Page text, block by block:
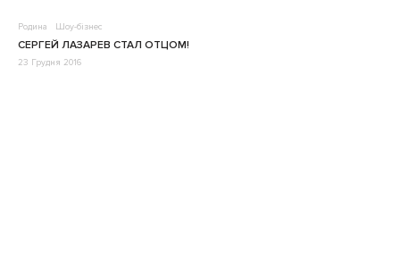
Родина Шоу-бізнес
СЕРГЕЙ ЛАЗАРЕВ СТАЛ ОТЦОМ!
23 Грудня 2016